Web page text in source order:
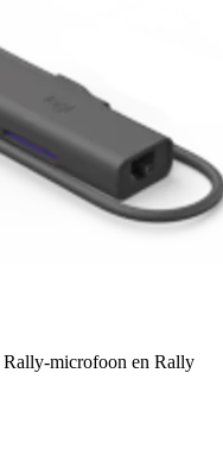
Rally-microfoon en Rally